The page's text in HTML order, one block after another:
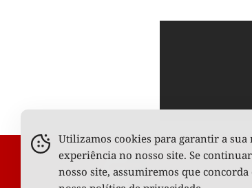
Utilizamos cookies para garantir a sua
experiência no nosso site. Se
nosso site, assumiremos que concorda